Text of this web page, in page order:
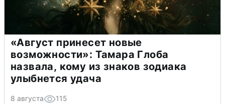
«Август принесет новые
возможности»: Тамара Глоба
назвала, кому из знаков зодиака
улыбнется удача
8 августа 115